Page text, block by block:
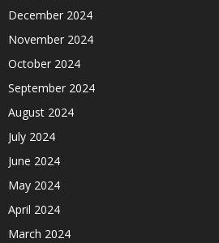
December 2024
November 2024
October 2024
September 2024
August 2024
July 2024
June 2024
May 2024
April 2024
March 2024